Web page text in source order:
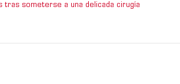
someterse a una delicada cirugía